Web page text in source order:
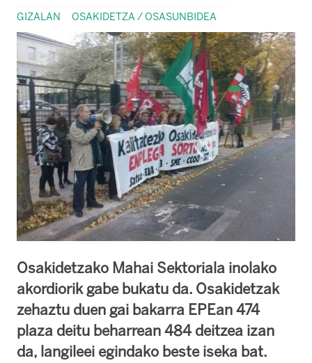
GIZALAN OSAKIDETZA / OSASUNBIDEA
Osakidetzako Mahai Sektoriala inolako
akordiorik gabe bukatu da. Osakidetzak
zehaztu duen gai bakarra EPEan 474
plaza deitu beharrean 484 deitzea izan
da, langileei egindako beste iseka bat.